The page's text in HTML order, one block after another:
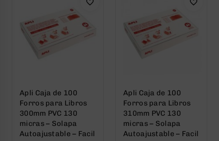
Apli Caja de 100
Forros para Libros
300mm PVC 130
micras – Solapa
Autoajustable – Facil
Apli Caja de 100
Forros para Libros
310mm PVC 130
micras – Solapa
Autoajustable – Facil